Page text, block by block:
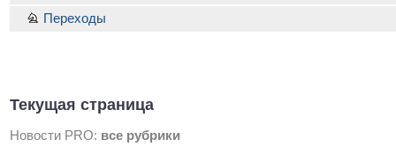
Текущая страница
Новости PRO: все рубрики
Переходы